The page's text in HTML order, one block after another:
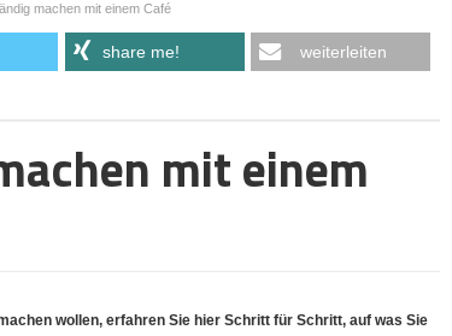
machen mit einem Café
share me! weiterleiten
mit einem
wollen, erfahren Sie hier Schritt für Schritt, auf was Sie